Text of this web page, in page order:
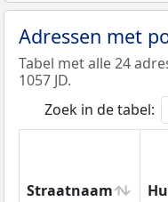
Adressen met
Tabel met alle 24
1057 JD.
Zoek in de tabel:
Straatnaam